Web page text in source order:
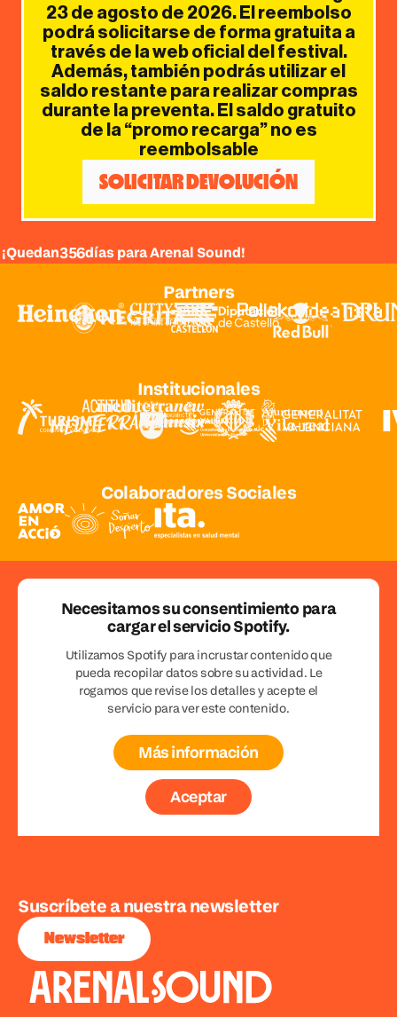
23 de agosto de 2026. El reembolso
podrá solicitarse de forma gratuita a
través de la web oficial del festival.
Además, también podrás utilizar el
saldo restante para realizar compras
durante la preventa. El saldo gratuito
de la “promo recarga” no es
reembolsable
SOLICITAR DEVOLUCIÓN
¡Quedan356días para Arenal Sound!
Partners
Institucionales
Colaboradores Sociales
Suscríbete a nuestra newsletter
Newsletter
Necesitamos su consentimiento para
cargar el servicio Spotify.
Utilizamos Spotify para incrustar contenido que
pueda recopilar datos sobre su actividad. Le
rogamos que revise los detalles y acepte el
servicio para ver este contenido.
Más información
Aceptar